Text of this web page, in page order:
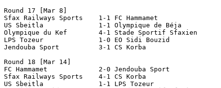
Round 17 [Mar 8]
Sfax Railways Sports    1-1 FC Hammamet
US Sbeitla		1-1 Olympique de Béja
Olympique du Kef	4-1 Stade Sportif Sfaxien
LPS Tozeur		1-0 EO Sidi Bouzid
Jendouba Sport		3-1 CS Korba
Round 18 [Mar 14]
FC Hammamet		2-0 Jendouba Sport
Sfax Railways Sports	4-1 CS Korba
US Sbeitla		1-1 LPS Tozeur